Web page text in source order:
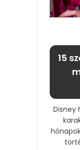
15
Disney